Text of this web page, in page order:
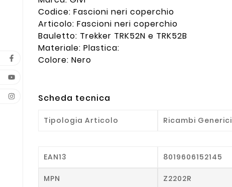
Codice: Fascioni neri coperchio
Articolo: Fascioni neri coperchio
Bauletto: Trekker TRK52N e TRK52B
Materiale: Plastica:
Colore: Nero
Scheda tecnica
Tipologia Articolo Ricambi Generici
EAN13 8019606152145
MPN Z2202R